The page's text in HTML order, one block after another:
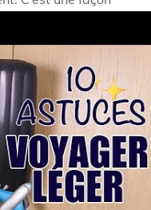
:
avoir un impact
voyage. En 2025,